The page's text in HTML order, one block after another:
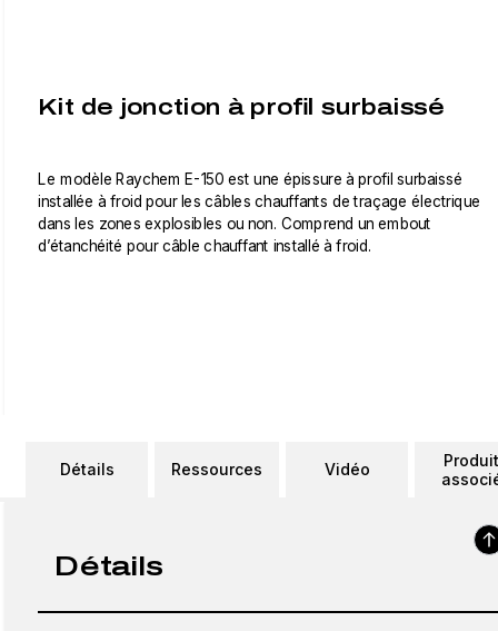
Kit de jonction à profil surbaissé
Le modèle Raychem E-150 est une épissure à profil surbaissé
installée à froid pour les câbles chauffants de traçage électrique
dans les zones explosibles ou non. Comprend un embout
d’étanchéité pour câble chauffant installé à froid.
Détails Ressources Vidéo
Détails